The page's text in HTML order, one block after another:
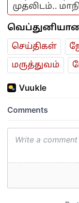
முதலிடம்..
செய்திகள்
மரு‌த்துவ‌ம்